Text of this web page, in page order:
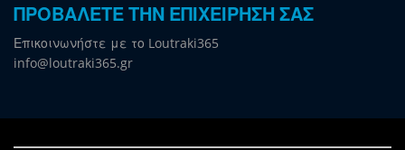
ΠΡΟΒΑΛΕΤΕ ΤΗΝ ΕΠΙΧΕΙΡΗΣΗ ΣΑΣ
Επικοινωνήστε με το Loutraki365
info@loutraki365.gr